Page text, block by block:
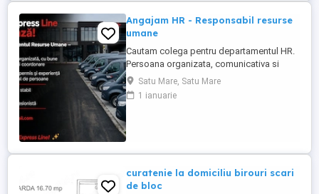
Angajam HR - Responsabil resurse
umane
Cautam colega pentru departamentul HR.
Persoana organizata, comunicativa si
serioasa, cu experienta in domeniu.
Asteptam CV-ul la adresa de mail
Satu Mare, Satu Mare
1 ianuarie
curatenie la domiciliu birouri scari
de bloc